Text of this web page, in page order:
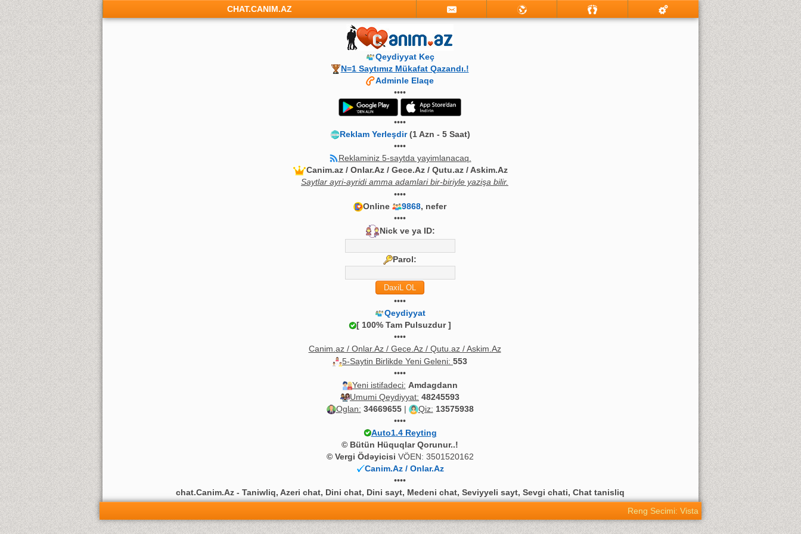
CHAT.CANIM.AZ
Qeydiyyat Keç
N=1 Saytımız Mükafat Qazandı.!
Adminle Elaqe
••••
••••
Reklam Yerleşdir(1 Azn - 5 Saat)
••••
Reklaminiz 5-saytda yayimlanacaq.
Canim.az / Onlar.Az / Gece.Az / Qutu.az / Askim.Az
Saytlar ayri-ayridi amma adamlari bir-biriyle yazişa bilir.
••••
Online
9868, nefer
••••
Nick ve ya ID:
Parol:
••••
Qeydiyyat
[ 100% Tam Pulsuzdur ]
••••
Canim.az / Onlar.Az / Gece.Az / Qutu.az / Askim.Az
5-Saytin Birlikde Yeni Geleni: 553
••••
Yeni istifadeci: Amdagdann
Umumi Qeydiyyat: 48245593
Oglan: 34669655| Qiz: 13575938
••••
Auto1.4 Reyting
© Bütün Hüquqlar Qorunur..!
© Vergi Ödəyicisi VÖEN: 3501520162
Canim.Az / Onlar.Az
••••
chat.Canim.Az - Taniwliq, Azeri chat, Dini chat, Dini sayt, Medeni chat, Seviyyeli sayt, Sevgi chati, Chat tanisliq
Reng Secimi: Vista